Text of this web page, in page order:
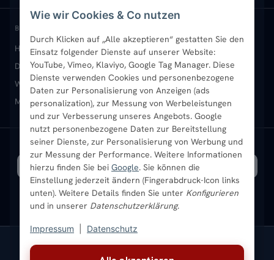
Wie wir Cookies & Co nutzen
Durch Klicken auf „Alle akzeptieren“ gestatten Sie den
Einsatz folgender Dienste auf unserer Website:
YouTube, Vimeo, Klaviyo, Google Tag Manager. Diese
Dienste verwenden Cookies und personenbezogene
Daten zur Personalisierung von Anzeigen (ads
personalization), zur Messung von Werbeleistungen
und zur Verbesserung unseres Angebots. Google
nutzt personenbezogene Daten zur Bereitstellung
seiner Dienste, zur Personalisierung von Werbung und
zur Messung der Performance. Weitere Informationen
hierzu finden Sie bei Google. Sie können die
Einstellung jederzeit ändern (Fingerabdruck-Icon links
unten). Weitere Details finden Sie unter Konfigurieren
und in unserer Datenschutzerklärung.
Impressum Datenschutz
Paneelheizkörper
Vertikal-Heizkörper
Heizkörper-Zubehör
Rückgabe & Widerruf
Garantie & Gewährleistung
Montageservice vor Ort
Sendung verfolgen
Standort & Abholung Jüchen
B2B-Kunden
Karriere
Ratgeber
Bestpreisgarantie
Anmelden / Mein Konto
Merkliste
Newsletter
Aktuelle Angebote
BELIEBTE KATEGORIEN
Heizkörper kaufenBadheizkörperHandtuchheizkörper
Design-HeizkörperPaneelheizkörperVertikal-Heizkörper
Wandheizkörper Wohnraum-Heizkörper Badheizkörper Schwarz
Mischbetrieb-HeizkörperHeizkörper-ZubehörAktuelle Angebote
VERSAND MIT